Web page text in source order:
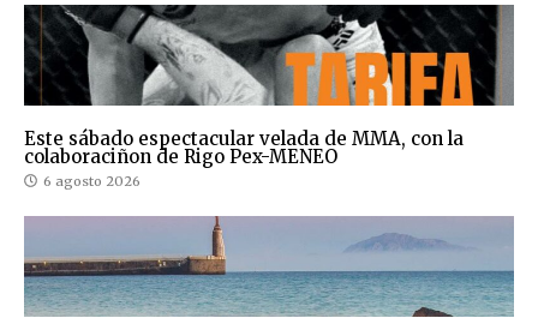
Este sábado espectacular velada de MMA, con la
colaboraciñon de Rigo Pex-MENEO
6 agosto 2026